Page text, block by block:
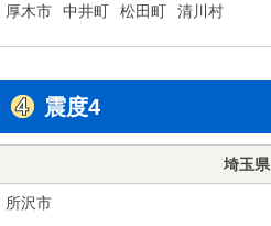
厚木市 中井町 松田町 清川村
震度4
埼玉県
所沢市